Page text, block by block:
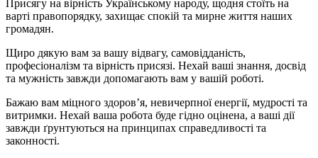
Присягу на вірність Українському народу, щодня стоїть на
варті правопорядку, захищає спокій та мирне життя наших
громадян.
Щиро дякую вам за вашу відвагу, самовідданість,
професіоналізм та вірність присязі. Нехай ваші знання, досвід
та мужність завжди допомагають вам у вашій роботі.
Бажаю вам міцного здоров’я, невичерпної енергії, мудрості та
витримки. Нехай ваша робота буде гідно оцінена, а ваші дії
завжди ґрунтуються на принципах справедливості та
законності.